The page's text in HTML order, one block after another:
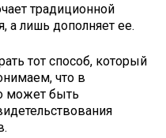
традиционной
а лишь дополняет ее.
тот способ, который
что в
может быть